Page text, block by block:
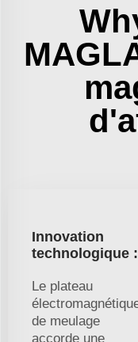
Innovation
technologique :
Le plateau
de meulage
accorde une